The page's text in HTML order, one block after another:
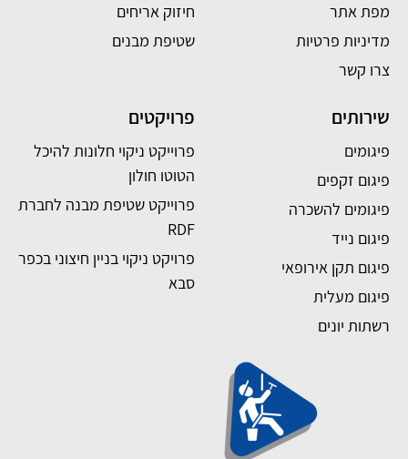
מפת אתר
מדיניות פרטיות
צרו קשר
חיזוק אריחים
שטיפת מבנים
שירותים
פיגומים
פיגום זקפים
פיגומים להשכרה
פיגום נייד
פיגום תקן אירופאי
פיגום מעלית
רשתות יונים
פרויקטים
פרוייקט ניקוי חלונות להיכל
הטוטו חולון
פרוייקט שטיפת מבנה לחברת
RDF
פרויקט ניקוי בניין חיצוני בכפר
סבא